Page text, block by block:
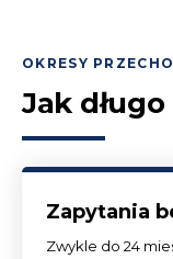
OKRESY
Jak
Zapytania
Zwykle do 24